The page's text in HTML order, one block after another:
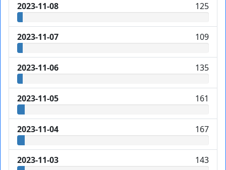
2023-11-08 125
2023-11-07 109
2023-11-06 135
2023-11-05 161
2023-11-04 167
2023-11-03 143